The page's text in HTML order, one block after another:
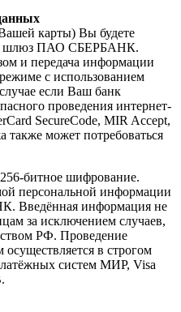
карты) Вы будете
шлюз ПАО СБЕРБАНК.
и передача информации
с использованием
если Ваш банк
проведения интернет-
SecureCode, MIR Accept,
также может потребоваться
битное шифрование.
персональной информации
Введённая информация не
за исключением случаев,
РФ. Проведение
в строгом
систем МИР, Visa